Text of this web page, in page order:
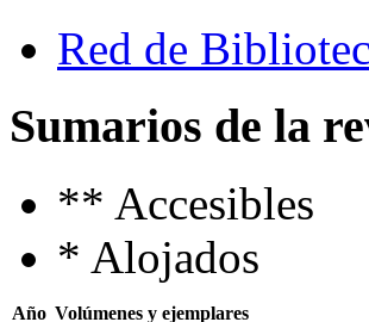
Red de
Sumarios de la
** Accesibles
* Alojados
Año Volúmenes y ejemplares